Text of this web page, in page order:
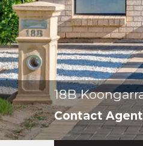
18B
Contact Agent